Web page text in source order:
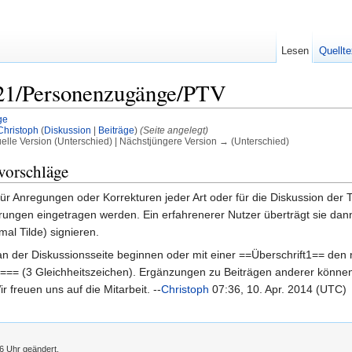
Personenzugänge/PTV
(Diskussion Beiträge) (Seite angelegt)
Version (Unterschied) | Nächstjüngere Version → (Unterschied)
Anregungen oder Korrekturen jeder Art oder für die Diskussion der
eingetragen werden. Ein erfahrenerer Nutzer überträgt sie
Tilde) signieren.
der Diskussionsseite beginnen oder mit einer ==Überschrift1==
(3 Gleichheitszeichen). Ergänzungen zu Beiträgen anderer
freuen uns auf die Mitarbeit. --Christoph 07:36, 10. Apr. 2014 (UTC)
Lesen
Uhr geändert.